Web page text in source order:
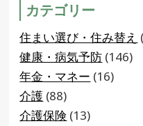
カテゴリー
住まい選び・住み替え
健康・病気予防 (146)
年金・マネー (16)
介護 (88)
介護保険 (13)